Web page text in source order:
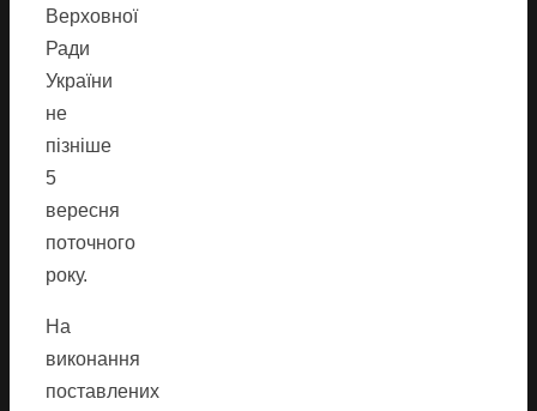
Верховної
Ради
України
не
пізніше
5
вересня
поточного
року.
На
виконання
поставлених